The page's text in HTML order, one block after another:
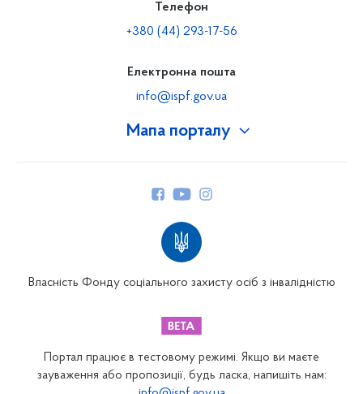
Мапа порталу
Закарпатське відділення
Телефон
+380 (44) 293-17-56
Електронна пошта
info@ispf.gov.ua
Власність Фонду соціального захисту осіб з інвалідністю
Портал працює в тестовому режимі. Якщо ви маєте
зауваження або пропозиції, будь ласка, напишіть нам: